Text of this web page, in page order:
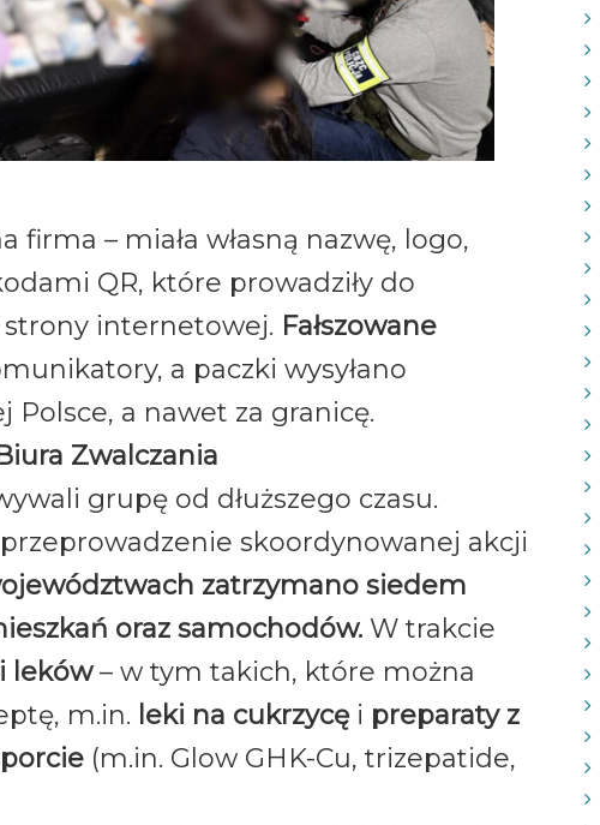
firma – miała własną nazwę, logo,
QR, które prowadziły do
internetowej. Fałszowane
a paczki wysyłano
Polsce, a nawet za granicę.
Zwalczania
grupę od dłuższego czasu.
skoordynowanej akcji
zatrzymano siedem
oraz samochodów. W trakcie
leków– w tym takich, które można
m.in. leki na cukrzycęi preparaty z
(m.in. Glow GHK-Cu, trizepatide,